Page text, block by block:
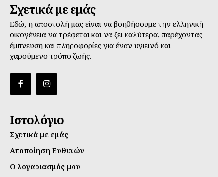
Σχετικά με εμάς
Εδώ, η αποστολή μας είναι να βοηθήσουμε την ελληνική
οικογένεια να τρέφεται και να ζει καλύτερα, παρέχοντας
έμπνευση και πληροφορίες για έναν υγιεινό και
χαρούμενο τρόπο ζωής.
Ιστολόγιο
Σχετικά με εμάς
Αποποίηση Ευθυνών
Ο λογαριασμός μου